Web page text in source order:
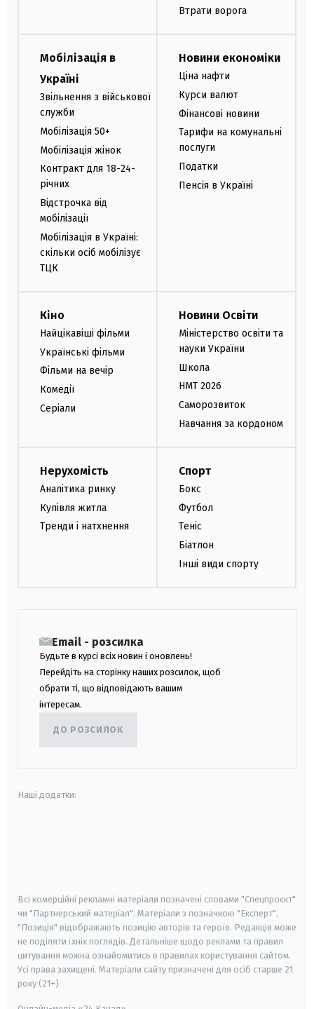
Втрати ворога
Мобілізація в
Україні
Звільнення з військової
служби
Мобілізація 50+
Мобілізація жінок
Контракт для 18-24-
річних
Відстрочка від
мобілізації
Мобілізація в Україні:
скільки осіб мобілізує
ТЦК
Новини економіки
Ціна нафти
Курси валют
Фінансові новини
Тарифи на комунальні
послуги
Податки
Пенсія в Україні
Кіно
Найцікавіші фільми
Українські фільми
Фільми на вечір
Комедії
Серіали
Новини Освіти
Міністерство освіти та
науки України
Школа
НМТ 2026
Саморозвиток
Навчання за кордоном
Нерухомість
Аналітика ринку
Купівля житла
Тренди і натхнення
Спорт
Бокс
Футбол
Теніс
Біатлон
Інші види спорту
Email - розсилка
Будьте в курсі всіх новин і оновлень!
Перейдіть на сторінку наших розсилок, щоб
обрати ті, що відповідають вашим
інтересам.
ДО РОЗСИЛОК
Наші додатки:
Всі комерційні рекламні матеріали позначені словами "Спецпроєкт"
чи "Партнерський матеріал". Матеріали з позначкою "Експерт",
"Позиція" відображають позицію авторів та героїв. Редакція може
не поділяти їхніх поглядів. Детальніше щодо реклами та правил
цитування можна ознайомитись в правилах користування сайтом.
Усі права захищені. Матеріали сайту призначені для осіб старше 21
року (21+)